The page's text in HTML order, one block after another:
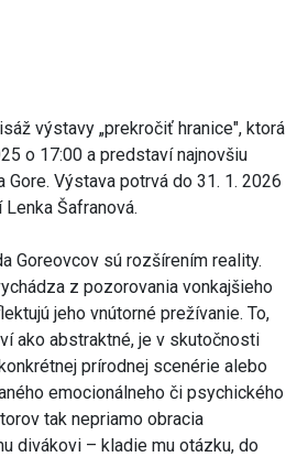
výstavy „prekročiť hranice", ktorá
o 17:00 a predstaví najnovšiu
Gore. Výstava potrvá do 31. 1. 2026
Šafranová.
Goreovcov sú rozšírením reality.
z pozorovania vonkajšieho
jeho vnútorné prežívanie. To,
ako abstraktné, je v skutočnosti
prírodnej scenérie alebo
emocionálneho či psychického
tak nepriamo obracia
divákovi – kladie mu otázku, do